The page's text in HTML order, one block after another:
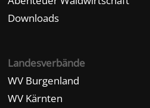
Downloads
Landesverbände
WV Burgenland
WV Kärnten